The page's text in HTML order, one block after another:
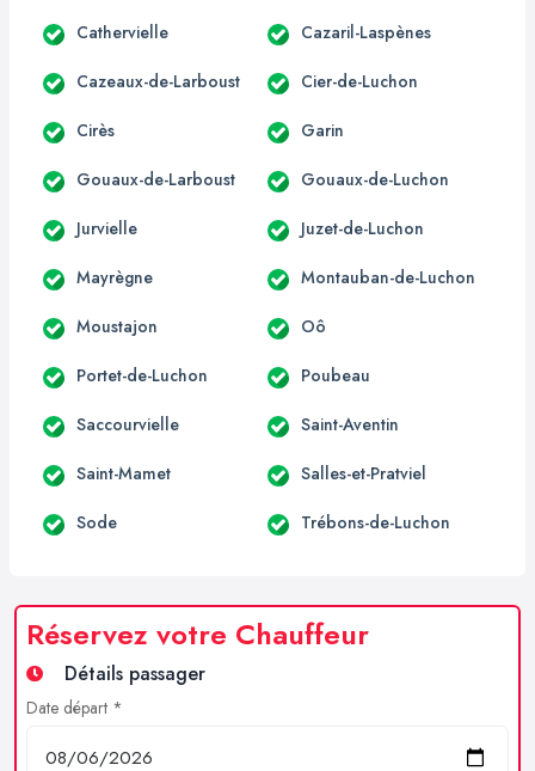
Cathervielle Cazaril-Laspènes
Cazeaux-de-Larboust Cier-de-Luchon
Cirès Garin
Gouaux-de-Larboust Gouaux-de-Luchon
Jurvielle Juzet-de-Luchon
Mayrègne Montauban-de-Luchon
Moustajon Oô
Portet-de-Luchon Poubeau
Saccourvielle Saint-Aventin
Saint-Mamet Salles-et-Pratviel
Sode Trébons-de-Luchon
Réservez votre Chauffeur
Détails passager
Date départ *